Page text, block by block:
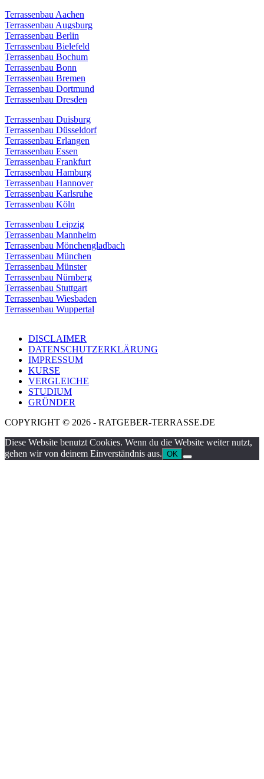
Terrassenbau Aachen
Terrassenbau Augsburg
Terrassenbau Berlin
Terrassenbau Bielefeld
Terrassenbau Bochum
Terrassenbau Bonn
Terrassenbau Bremen
Terrassenbau Dortmund
Terrassenbau Dresden
Terrassenbau Duisburg
Terrassenbau Düsseldorf
Terrassenbau Erlangen
Terrassenbau Essen
Terrassenbau Frankfurt
Terrassenbau Hamburg
Terrassenbau Hannover
Terrassenbau Karlsruhe
Terrassenbau Köln
Terrassenbau Leipzig
Terrassenbau Mannheim
Terrassenbau Mönchengladbach
Terrassenbau München
Terrassenbau Münster
Terrassenbau Nürnberg
Terrassenbau Stuttgart
Terrassenbau Wiesbaden
Terrassenbau Wuppertal
DISCLAIMER
DATENSCHUTZERKLÄRUNG
IMPRESSUM
KURSE
VERGLEICHE
STUDIUM
GRÜNDER
COPYRIGHT © 2026 - RATGEBER-TERRASSE.DE
Diese Website benutzt Cookies. Wenn du die Website weiter nutzt,
gehen wir von deinem Einverständnis aus. OK